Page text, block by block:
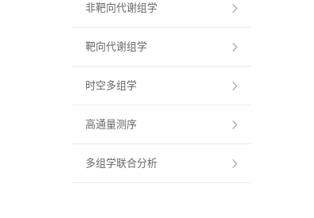
非靶向代谢组学
靶向代谢组学
时空多组学
高通量测序
多组学联合分析